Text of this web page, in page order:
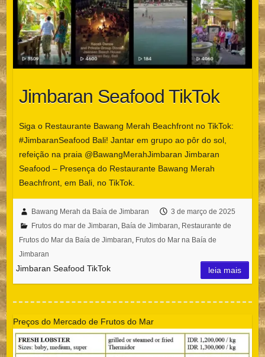
Jimbaran Seafood TikTok
Siga o Restaurante Bawang Merah Beachfront no TikTok:
#JimbaranSeafood Bali! Jantar em grupo ao pôr do sol,
refeição na praia @BawangMerahJimbaran Jimbaran
Seafood – Presença do Restaurante Bawang Merah
Beachfront, em Bali, no TikTok.
Bawang Merah da Baía de Jimbaran
3 de março de 2025
Frutos do mar de Jimbaran, Baía de Jimbaran, Restaurante de
Frutos do Mar da Baía de Jimbaran, Frutos do Mar na Baía de
Jimbaran
Jimbaran Seafood TikTok leia mais
Preços do Mercado de Frutos do Mar